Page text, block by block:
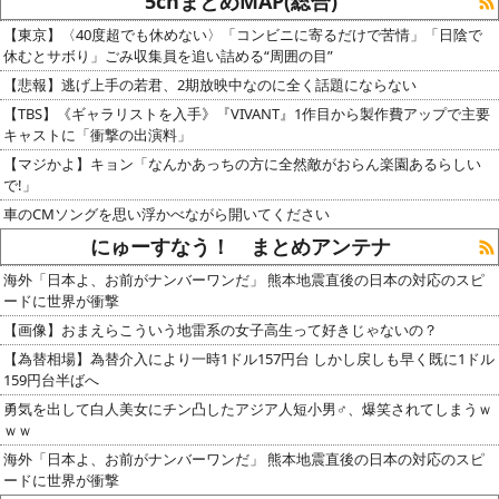
【東京】〈40度超でも休めない〉「コンビニに寄るだけで苦情」「日陰で
休むとサボり」ごみ収集員を追い詰める“周囲の目”
【悲報】逃げ上手の若君、2期放映中なのに全く話題にならない
【TBS】《ギャラリストを入手》『VIVANT』1作目から製作費アップで主要
キャストに「衝撃の出演料」
【マジかよ】キョン「なんかあっちの方に全然敵がおらん楽園あるらしい
で!」
車のCMソングを思い浮かべながら開いてください
にゅーすなう！ まとめアンテナ
海外「日本よ、お前がナンバーワンだ」 熊本地震直後の日本の対応のスピ
ードに世界が衝撃
【画像】おまえらこういう地雷系の女子高生って好きじゃないの？
【為替相場】為替介入により一時1ドル157円台 しかし戻しも早く既に1ドル
159円台半ばへ
勇気を出して白人美女にチン凸したアジア人短小男♂、爆笑されてしまうｗ
ｗｗ
海外「日本よ、お前がナンバーワンだ」 熊本地震直後の日本の対応のスピ
ードに世界が衝撃